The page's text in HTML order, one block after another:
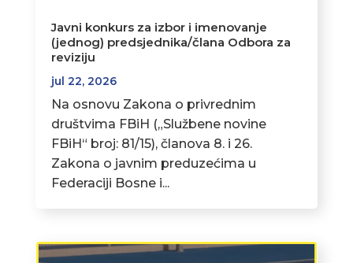
Javni konkurs za izbor i imenovanje
(jednog) predsjednika/člana Odbora za
reviziju
jul 22, 2026
Na osnovu Zakona o privrednim
društvima FBiH („Službene novine
FBiH“ broj: 81/15), članova 8. i 26.
Zakona o javnim preduzećima u
Federaciji Bosne i...